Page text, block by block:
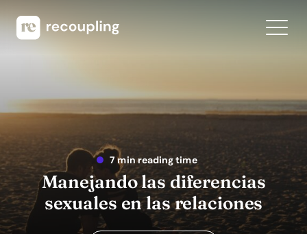
7 min reading time
Manejando las diferencias
sexuales en las relaciones